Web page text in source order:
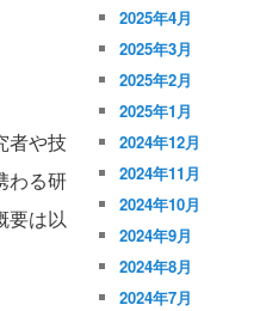
者や技
わる研
要は以
2025年4月
2025年3月
2025年2月
2025年1月
2024年12月
2024年11月
2024年10月
2024年9月
2024年8月
2024年7月